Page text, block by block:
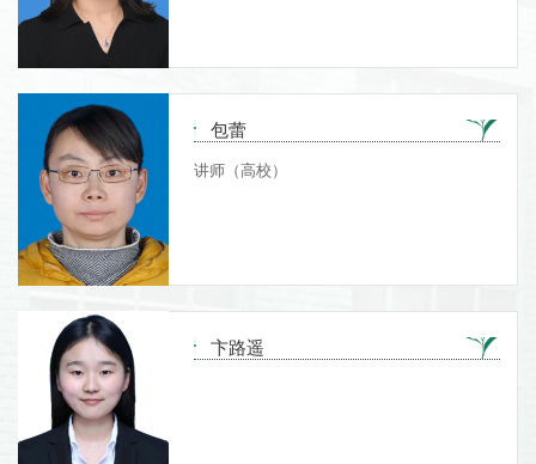
包蕾
讲师（高校）
卞路遥